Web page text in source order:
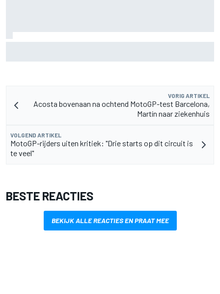
VORIG ARTIKEL
Acosta bovenaan na ochtend MotoGP-test Barcelona,
Martín naar ziekenhuis
VOLGEND ARTIKEL
MotoGP-rijders uiten kritiek: "Drie starts op dit circuit is
te veel"
BESTE REACTIES
BEKIJK ALLE REACTIES EN PRAAT MEE